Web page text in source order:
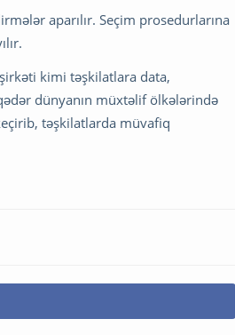
aparılır. Seçim prosedurlarına
kimi təşkilatlara data,
dünyanın müxtəlif ölkələrində
təşkilatlarda müvafiq